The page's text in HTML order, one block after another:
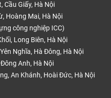
Cầu Giấy, Hà Nội
Hoàng Mai, Hà Nội
công nghiệp ICC)
Long Biên, Hà Nội
Nghĩa, Hà Đông, Hà Nội
Anh, Hà Nội
An Khánh, Hoài Đức, Hà Nội